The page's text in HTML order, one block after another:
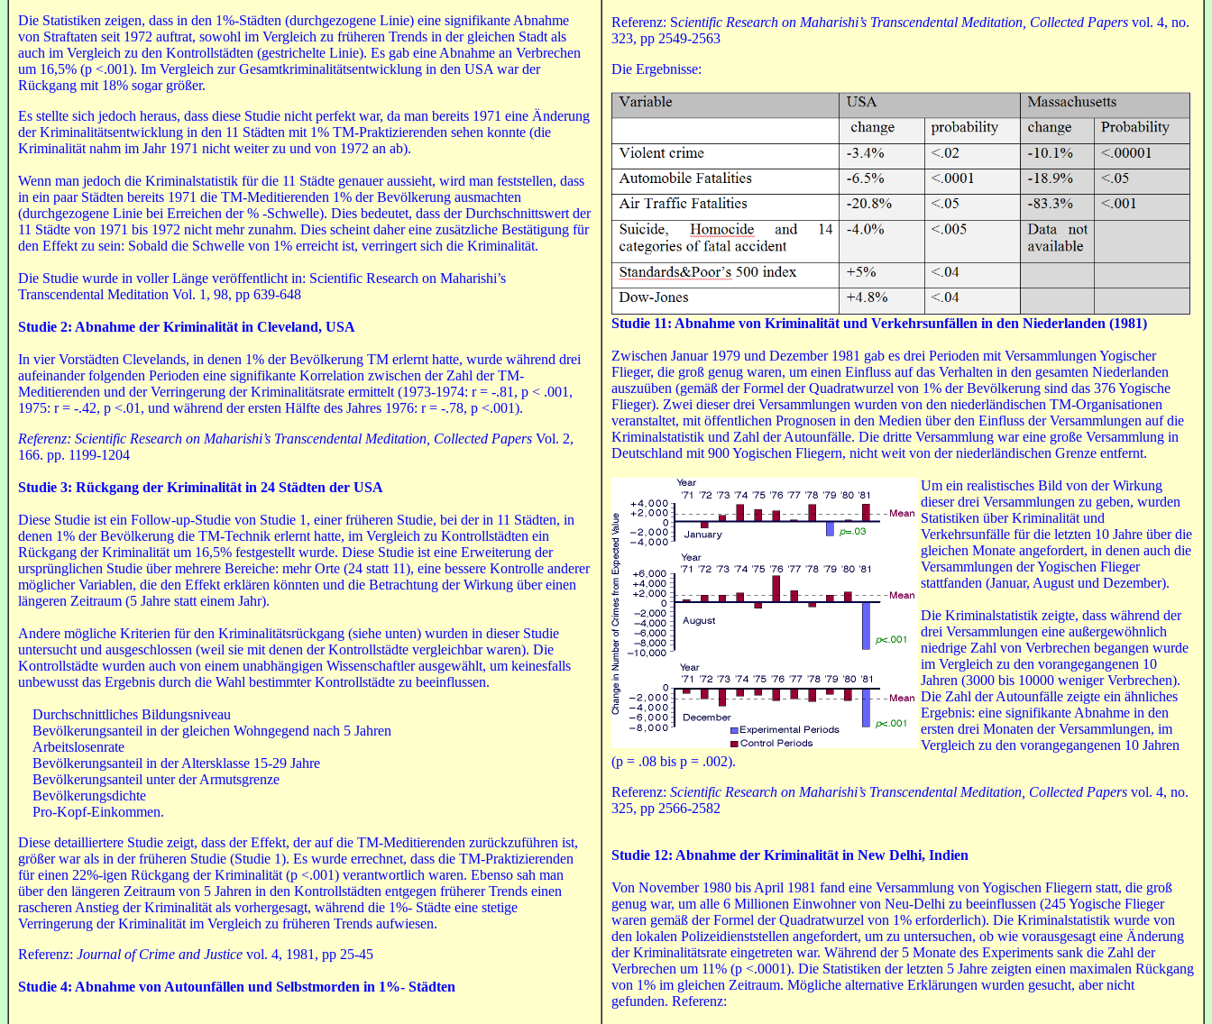
Die Statistiken zeigen, dass in den 1%-Städten (durchgezogene Linie) eine signifikante Abnahme
von Straftaten seit 1972 auftrat, sowohl im Vergleich zu früheren Trends in der gleichen Stadt als
auch im Vergleich zu den Kontrollstädten (gestrichelte Linie). Es gab eine Abnahme an Verbrechen
um 16,5% (p <.001). Im Vergleich zur Gesamtkriminalitätsentwicklung in den USA war der
Rückgang mit 18% sogar größer.
Es stellte sich jedoch heraus, dass diese Studie nicht perfekt war, da man bereits 1971 eine Änderung
der Kriminalitätsentwicklung in den 11 Städten mit 1% TM-Praktizierenden sehen konnte (die
Kriminalität nahm im Jahr 1971 nicht weiter zu und von 1972 an ab).
Wenn man jedoch die Kriminalstatistik für die 11 Städte genauer aussieht, wird man feststellen, dass
in ein paar Städten bereits 1971 die TM-Meditierenden 1% der Bevölkerung ausmachten
(durchgezogene Linie bei Erreichen der % -Schwelle). Dies bedeutet, dass der Durchschnittswert der
11 Städte von 1971 bis 1972 nicht mehr zunahm. Dies scheint daher eine zusätzliche Bestätigung für
den Effekt zu sein: Sobald die Schwelle von 1% erreicht ist, verringert sich die Kriminalität.
Die Studie wurde in voller Länge veröffentlicht in: Scientific Research on Maharishi’s
Transcendental Meditation Vol. 1, 98, pp 639-648
Studie 2: Abnahme der Kriminalität in Cleveland, USA
In vier Vorstädten Clevelands, in denen 1% der Bevölkerung TM erlernt hatte, wurde während drei
aufeinander folgenden Perioden eine signifikante Korrelation zwischen der Zahl der TM-
Meditierenden und der Verringerung der Kriminalitätsrate ermittelt (1973-1974: r = -.81, p < .001,
1975: r = -.42, p <.01, und während der ersten Hälfte des Jahres 1976: r = -.78, p <.001).
Referenz: Scientific Research on Maharishi’s Transcendental Meditation, Collected Papers Vol. 2,
166. pp. 1199-1204
Studie 3: Rückgang der Kriminalität in 24 Städten der USA
Diese Studie ist ein Follow-up-Studie von Studie 1, einer früheren Studie, bei der in 11 Städten, in
denen 1% der Bevölkerung die TM-Technik erlernt hatte, im Vergleich zu Kontrollstädten ein
Rückgang der Kriminalität um 16,5% festgestellt wurde. Diese Studie ist eine Erweiterung der
ursprünglichen Studie über mehrere Bereiche: mehr Orte (24 statt 11), eine bessere Kontrolle anderer
möglicher Variablen, die den Effekt erklären könnten und die Betrachtung der Wirkung über einen
längeren Zeitraum (5 Jahre statt einem Jahr).
Andere mögliche Kriterien für den Kriminalitätsrückgang (siehe unten) wurden in dieser Studie
untersucht und ausgeschlossen (weil sie mit denen der Kontrollstädte vergleichbar waren). Die
Kontrollstädte wurden auch von einem unabhängigen Wissenschaftler ausgewählt, um keinesfalls
unbewusst das Ergebnis durch die Wahl bestimmter Kontrollstädte zu beeinflussen.
Durchschnittliches Bildungsniveau
Bevölkerungsanteil in der gleichen Wohngegend nach 5 Jahren
Arbeitslosenrate
Bevölkerungsanteil in der Altersklasse 15-29 Jahre
Bevölkerungsanteil unter der Armutsgrenze
Bevölkerungsdichte
Pro-Kopf-Einkommen.
Diese detailliertere Studie zeigt, dass der Effekt, der auf die TM-Meditierenden zurückzuführen ist,
größer war als in der früheren Studie (Studie 1). Es wurde errechnet, dass die TM-Praktizierenden
für einen 22%-igen Rückgang der Kriminalität (p <.001) verantwortlich waren. Ebenso sah man
über den längeren Zeitraum von 5 Jahren in den Kontrollstädten entgegen früherer Trends einen
rascheren Anstieg der Kriminalität als vorhergesagt, während die 1%- Städte eine stetige
Verringerung der Kriminalität im Vergleich zu früheren Trends aufwiesen.
Referenz: Journal of Crime and Justice vol. 4, 1981, pp 25-45
Studie 4: Abnahme von Autounfällen und Selbstmorden in 1%- Städten
Referenz: Scientific Research on Maharishi’s Transcendental Meditation, Collected Papers vol. 4, no.
323, pp 2549-2563
Die Ergebnisse:
Studie 11: Abnahme von Kriminalität und Verkehrsunfällen in den Niederlanden (1981)
Zwischen Januar 1979 und Dezember 1981 gab es drei Perioden mit Versammlungen Yogischer
Flieger, die groß genug waren, um einen Einfluss auf das Verhalten in den gesamten Niederlanden
auszuüben (gemäß der Formel der Quadratwurzel von 1% der Bevölkerung sind das 376 Yogische
Flieger). Zwei dieser drei Versammlungen wurden von den niederländischen TM-Organisationen
veranstaltet, mit öffentlichen Prognosen in den Medien über den Einfluss der Versammlungen auf die
Kriminalstatistik und Zahl der Autounfälle. Die dritte Versammlung war eine große Versammlung in
Deutschland mit 900 Yogischen Fliegern, nicht weit von der niederländischen Grenze entfernt.
Um ein realistisches Bild von der Wirkung
dieser drei Versammlungen zu geben, wurden
Statistiken über Kriminalität und
Verkehrsunfälle für die letzten 10 Jahre über die
gleichen Monate angefordert, in denen auch die
Versammlungen der Yogischen Flieger
stattfanden (Januar, August und Dezember).
Die Kriminalstatistik zeigte, dass während der
drei Versammlungen eine außergewöhnlich
niedrige Zahl von Verbrechen begangen wurde
im Vergleich zu den vorangegangenen 10
Jahren (3000 bis 10000 weniger Verbrechen).
Die Zahl der Autounfälle zeigte ein ähnliches
Ergebnis: eine signifikante Abnahme in den
ersten drei Monaten der Versammlungen, im
Vergleich zu den vorangegangenen 10 Jahren
(p = .08 bis p = .002).
Referenz: Scientific Research on Maharishi’s Transcendental Meditation, Collected Papers vol. 4, no.
325, pp 2566-2582
Studie 12: Abnahme der Kriminalität in New Delhi, Indien
Von November 1980 bis April 1981 fand eine Versammlung von Yogischen Fliegern statt, die groß
genug war, um alle 6 Millionen Einwohner von Neu-Delhi zu beeinflussen (245 Yogische Flieger
waren gemäß der Formel der Quadratwurzel von 1% erforderlich). Die Kriminalstatistik wurde von
den lokalen Polizeidienststellen angefordert, um zu untersuchen, ob wie vorausgesagt eine Änderung
der Kriminalitätsrate eingetreten war. Während der 5 Monate des Experiments sank die Zahl der
Verbrechen um 11% (p <.0001). Die Statistiken der letzten 5 Jahre zeigten einen maximalen Rückgang
von 1% im gleichen Zeitraum. Mögliche alternative Erklärungen wurden gesucht, aber nicht
gefunden. Referenz: